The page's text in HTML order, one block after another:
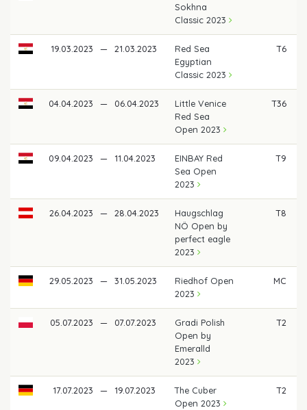
Sokhna
Classic 2023
19.03.2023 — 21.03.2023
Red Sea
Egyptian
Classic 2023
T6
04.04.2023 — 06.04.2023
Little Venice
Red Sea
Open 2023
T36
09.04.2023 — 11.04.2023
EINBAY Red
Sea Open
2023
T9
26.04.2023 — 28.04.2023
Haugschlag
NÖ Open by
perfect eagle
2023
T8
29.05.2023 — 31.05.2023
Riedhof Open
2023
MC
05.07.2023 — 07.07.2023
Gradi Polish
Open by
Emeralld
2023
T2
17.07.2023 — 19.07.2023
The Cuber
Open 2023
T2